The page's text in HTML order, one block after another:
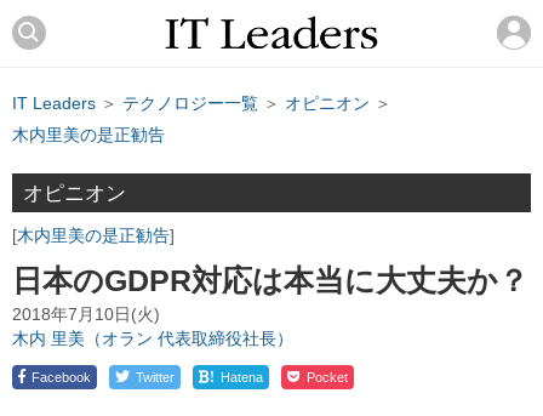
IT Leaders ＞ テクノロジー一覧 ＞ オピニオン ＞
木内里美の是正勧告
オピニオン
木内里美の是正勧告
日本のGDPR対応は本当に大丈夫か？
2018年7月10日(火)
木内 里美（オラン 代表取締役社長）
Facebook Twitter ! Hatena Pocket